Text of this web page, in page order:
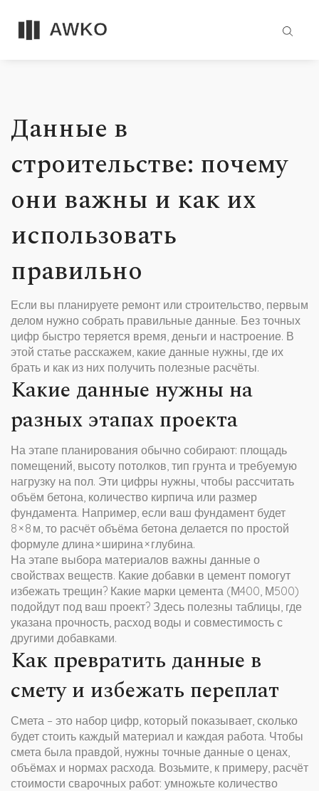
Данные в
строительстве: почему
они важны и как их
использовать
правильно
Если вы планируете ремонт или строительство, первым
делом нужно собрать правильные данные. Без точных
цифр быстро теряется время, деньги и настроение. В
этой статье расскажем, какие данные нужны, где их
брать и как из них получить полезные расчёты.
Какие данные нужны на
разных этапах проекта
На этапе планирования обычно собирают: площадь
помещений, высоту потолков, тип грунта и требуемую
нагрузку на пол. Эти цифры нужны, чтобы рассчитать
объём бетона, количество кирпича или размер
фундамента. Например, если ваш фундамент будет
8 × 8 м, то расчёт объёма бетона делается по простой
формуле длина × ширина × глубина.
На этапе выбора материалов важны данные о
свойствах веществ. Какие добавки в цемент помогут
избежать трещин? Какие марки цемента (М400, М500)
подойдут под ваш проект? Здесь полезны таблицы, где
указана прочность, расход воды и совместимость с
другими добавками.
Как превратить данные в
смету и избежать переплат
Смета – это набор цифр, который показывает, сколько
будет стоить каждый материал и каждая работа. Чтобы
смета была правдой, нужны точные данные о ценах,
объёмах и нормах расхода. Возьмите, к примеру, расчёт
стоимости сварочных работ: умножьте количество